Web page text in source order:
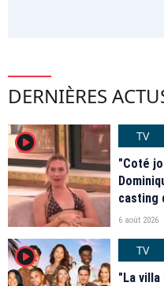
DERNIÈRES
player2
TV
"Coté
casting
6 août 2026
player2
TV
"La